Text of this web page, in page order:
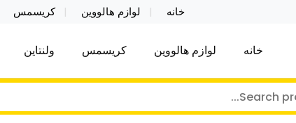
خانه لوازم هالووین کریسمس
تاین کادویی کریسمس اکسسوری
فروش عمده لوازم هالووین ولن تاین کادویی
خانه لوازم هالووین کریسمس ولنتاین